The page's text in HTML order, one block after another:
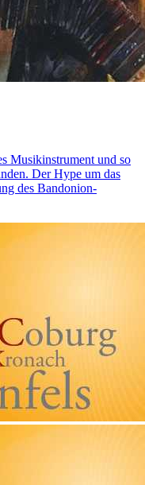
Musikinstrument und so
Der Hype um das
des Bandonion-